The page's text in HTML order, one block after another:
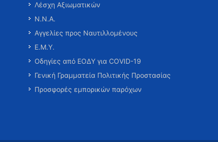
Λέσχη Αξιωματικών
Ν.Ν.Α.
Αγγελίες προς Ναυτιλλομένους
Ε.Μ.Υ.
Οδηγίες από ΕΟΔΥ για COVID-19
Γενική Γραμματεία Πολιτικής Προστασίας
Προσφορές εμπορικών παρόχων